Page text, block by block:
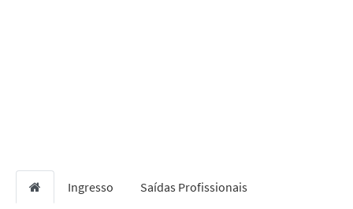
Ingresso Saídas Profissionais